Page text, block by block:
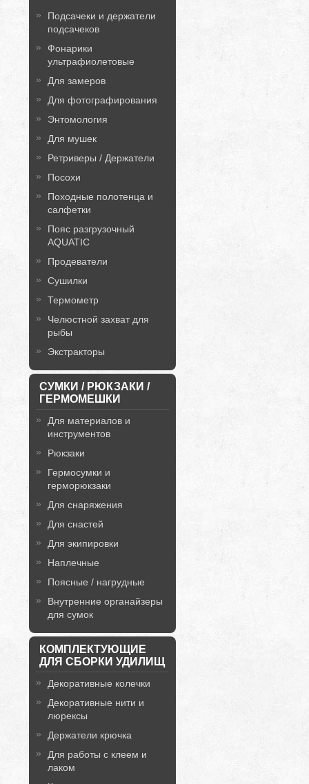
Подсачеки и держатели
подсачеков
Фонарики
ультрафиолетовые
Для замеров
Для фотографирования
Энтомология
Для мушек
Ретриверы / Держатели
Посохи
Походные полотенца и
салфетки
Пояс разгрузочный
AQUATIC
Продеватели
Сушилки
Термометр
Челюстной захват для
рыбы
Экстракторы
СУМКИ / РЮКЗАКИ /
ГЕРМОМЕШКИ
Для материалов и
инструментов
Рюкзаки
Гермосумки и
герморюкзаки
Для снаряжения
Для снастей
Для экипировки
Наплечные
Поясные / нагрудные
Внутренние органайзеры
для сумок
КОМПЛЕКТУЮЩИЕ
ДЛЯ СБОРКИ УДИЛИЩ
Декоративные колечки
Декоративные нити и
люрексы
Держатели крючка
Для работы с клеем и
лаком